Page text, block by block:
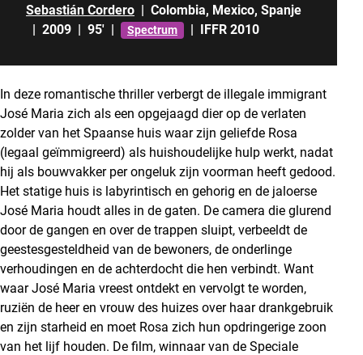
Sebastián Cordero | Colombia, Mexico, Spanje
| 2009 | 95' | Spectrum | IFFR 2010
In deze romantische thriller verbergt de illegale immigrant
José Maria zich als een opgejaagd dier op de verlaten
zolder van het Spaanse huis waar zijn geliefde Rosa
(legaal geïmmigreerd) als huishoudelijke hulp werkt, nadat
hij als bouwvakker per ongeluk zijn voorman heeft gedood.
Het statige huis is labyrintisch en gehorig en de jaloerse
José Maria houdt alles in de gaten. De camera die glurend
door de gangen en over de trappen sluipt, verbeeldt de
geestesgesteldheid van de bewoners, de onderlinge
verhoudingen en de achterdocht die hen verbindt. Want
waar José Maria vreest ontdekt en vervolgt te worden,
ruziën de heer en vrouw des huizes over haar drankgebruik
en zijn starheid en moet Rosa zich hun opdringerige zoon
van het lijf houden. De film, winnaar van de Speciale